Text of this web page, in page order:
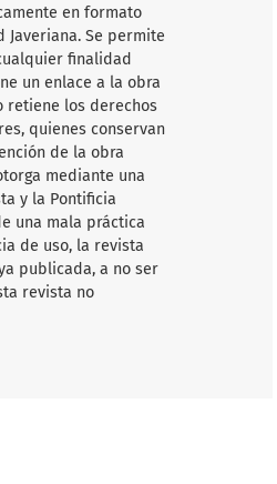
en formato
Se permite
finalidad
un enlace a la obra
retiene los derechos
quienes conservan
de la obra
mediante una
y la Pontificia
una mala práctica
de uso, la revista
publicada, a no ser
revista no